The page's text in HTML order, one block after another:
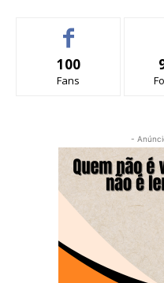
100
Fans
-